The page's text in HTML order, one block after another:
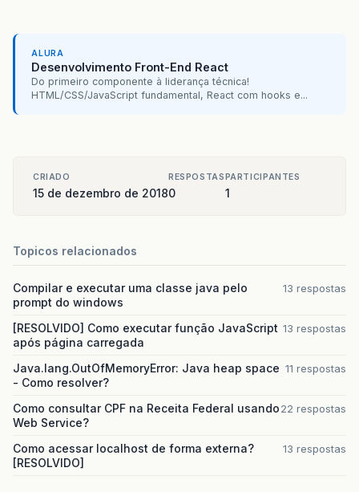
ALURA
Desenvolvimento Front-End React
Do primeiro componente à liderança técnica!
HTML/CSS/JavaScript fundamental, React com hooks e...
CRIADO
15 de dezembro de 2018
RESPOSTAS
0
PARTICIPANTES
1
Topicos relacionados
Compilar e executar uma classe java pelo
prompt do windows
13 respostas
[RESOLVIDO] Como executar função JavaScript
após página carregada
13 respostas
Java.lang.OutOfMemoryError: Java heap space
- Como resolver?
11 respostas
Como consultar CPF na Receita Federal usando
Web Service?
22 respostas
Como acessar localhost de forma externa?
[RESOLVIDO]
13 respostas